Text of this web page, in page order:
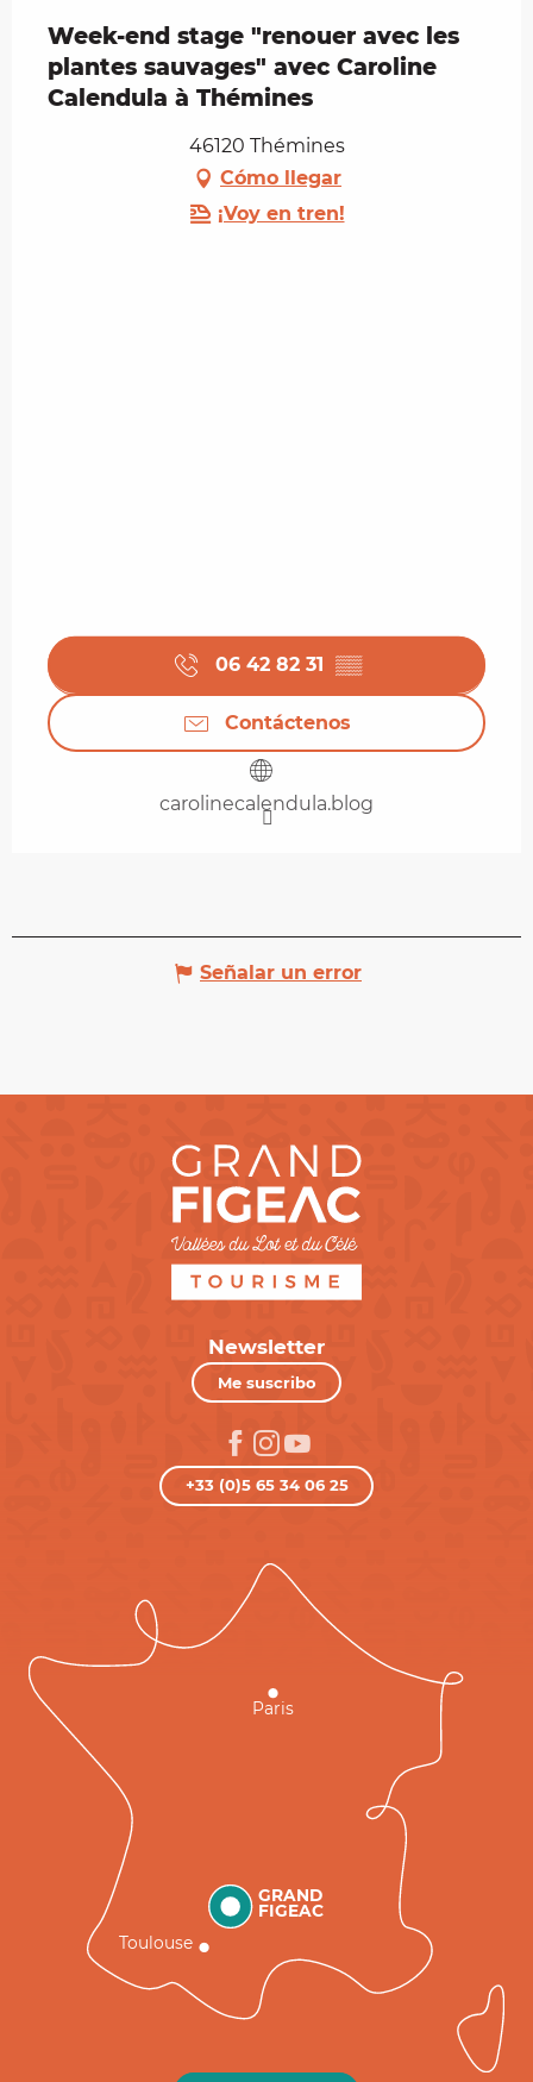
Week-end stage "renouer avec les
plantes sauvages" avec Caroline
Calendula à Thémines
46120 Thémines
Cómo llegar
¡Voy en tren!
06 42 82 31 ▒▒
Contáctenos
carolinecalendula.blog
Señalar un error
Newsletter
Me suscribo
+33 (0)5 65 34 06 25
GRAND
FIGEAC
Toulouse
Paris